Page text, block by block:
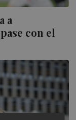
a
con el